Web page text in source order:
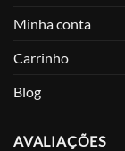
Minha conta
Carrinho
Blog
AVALIAÇÕES